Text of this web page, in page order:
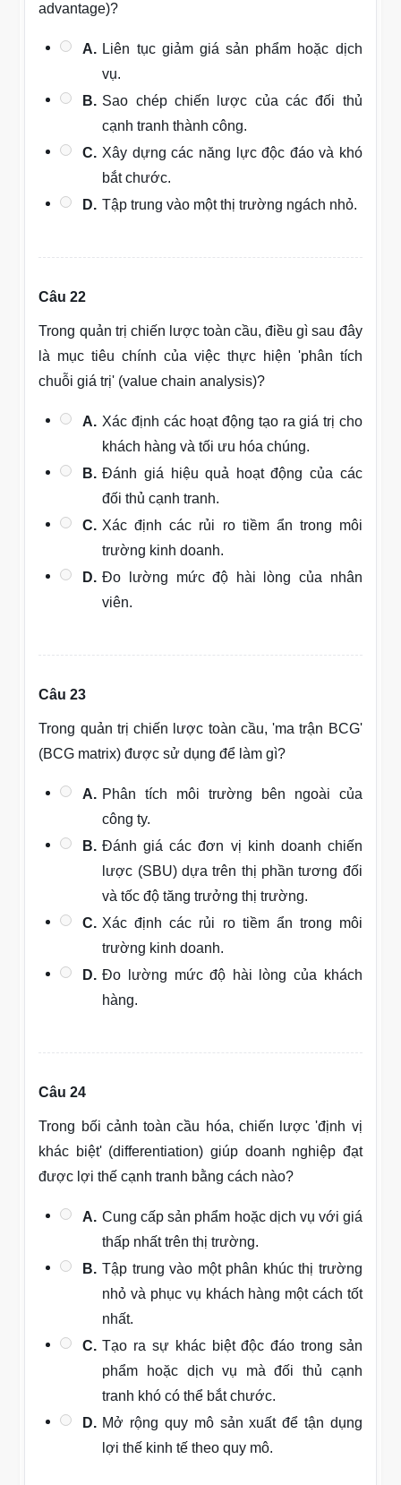
advantage)?
A. Liên tục giảm giá sản phẩm hoặc dịch
vụ.
B. Sao chép chiến lược của các đối thủ
cạnh tranh thành công.
C. Xây dựng các năng lực độc đáo và khó
bắt chước.
D. Tập trung vào một thị trường ngách nhỏ.
Câu 22
Trong quản trị chiến lược toàn cầu, điều gì sau đây
là mục tiêu chính của việc thực hiện 'phân tích
chuỗi giá trị' (value chain analysis)?
A. Xác định các hoạt động tạo ra giá trị cho
khách hàng và tối ưu hóa chúng.
B. Đánh giá hiệu quả hoạt động của các
đối thủ cạnh tranh.
C. Xác định các rủi ro tiềm ẩn trong môi
trường kinh doanh.
D. Đo lường mức độ hài lòng của nhân
viên.
Câu 23
Trong quản trị chiến lược toàn cầu, 'ma trận BCG'
(BCG matrix) được sử dụng để làm gì?
A. Phân tích môi trường bên ngoài của
công ty.
B. Đánh giá các đơn vị kinh doanh chiến
lược (SBU) dựa trên thị phần tương đối
và tốc độ tăng trưởng thị trường.
C. Xác định các rủi ro tiềm ẩn trong môi
trường kinh doanh.
D. Đo lường mức độ hài lòng của khách
hàng.
Câu 24
Trong bối cảnh toàn cầu hóa, chiến lược 'định vị
khác biệt' (differentiation) giúp doanh nghiệp đạt
được lợi thế cạnh tranh bằng cách nào?
A. Cung cấp sản phẩm hoặc dịch vụ với giá
thấp nhất trên thị trường.
B. Tập trung vào một phân khúc thị trường
nhỏ và phục vụ khách hàng một cách tốt
nhất.
C. Tạo ra sự khác biệt độc đáo trong sản
phẩm hoặc dịch vụ mà đối thủ cạnh
tranh khó có thể bắt chước.
D. Mở rộng quy mô sản xuất để tận dụng
lợi thế kinh tế theo quy mô.